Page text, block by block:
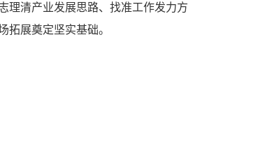
清产业发展思路、找准工作发力方
展奠定坚实基础。